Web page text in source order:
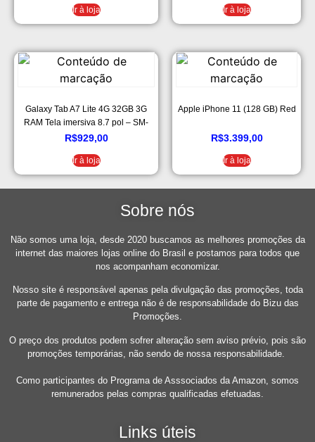
Ir à loja Ir à loja
Galaxy Tab A7 Lite 4G 32GB 3G
RAM Tela imersiva 8.7 pol – SM-
T225
R$929,00
Ir à loja
Apple iPhone 11 (128 GB) Red
R$3.399,00
Ir à loja
Sobre nós
Não somos uma loja, desde 2020 buscamos as melhores promoções da
internet das maiores lojas online do Brasil e postamos para todos que
nos acompanham economizar.
Nosso site é responsável apenas pela divulgação das promoções, toda
parte de pagamento e entrega não é de responsabilidade do Bizu das
Promoções.
O preço dos produtos podem sofrer alteração sem aviso prévio, pois são
promoções temporárias, não sendo de nossa responsabilidade.
Como participantes do Programa de Asssociados da Amazon, somos
remunerados pelas compras qualificadas efetuadas.
Links úteis